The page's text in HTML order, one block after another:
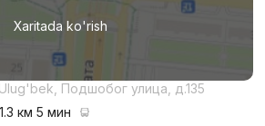
Xaritada ko'rish
Подшобог улица, д.135
1.3 км 5 мин